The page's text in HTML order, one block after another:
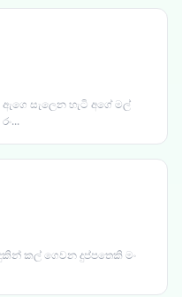
සැලෙන හැටි අගේ මල්
කල් ගෙවන දුප්පතෙකි මං